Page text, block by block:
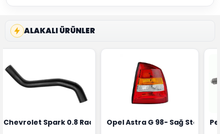
ALAKALI ÜRÜNLER
1628HN-0258010081
Alternatörü Valeo Marka 05E903018G
Chevrolet Spark 0.8 Radyatör Üst Hortumu Rapro Marka
Opel Astra G 98- Sağ Stop